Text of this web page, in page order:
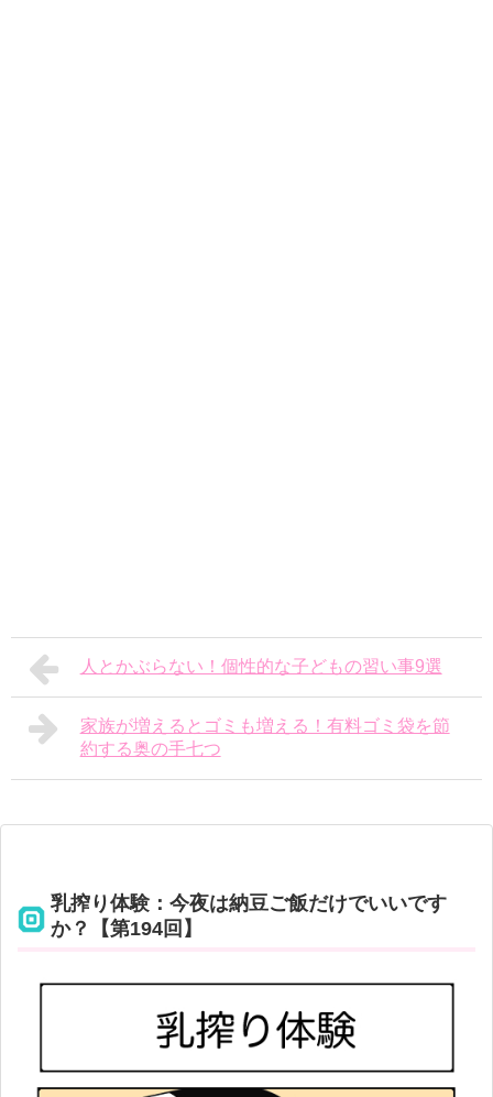
人とかぶらない！個性的な子どもの習い事9選
家族が増えるとゴミも増える！有料ゴミ袋を節
約する奥の手七つ
乳搾り体験：今夜は納豆ご飯だけでいいです
か？【第194回】